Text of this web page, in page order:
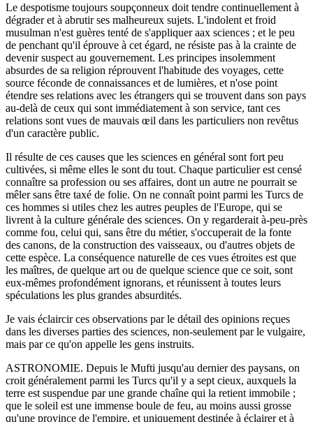
Le despotisme toujours soupçonneux doit tendre continuellement à
dégrader et à abrutir ses malheureux sujets. L'indolent et froid
musulman n'est guères tenté de s'appliquer aax sciences ; et le peu
de penchant qu'il éprouve à cet égard, ne résiste pas à la crainte de
devenir suspect au gouvernement. Les principes insolemment
absurdes de sa religion réprouvent l'habitude des voyages, cette
source féconde de connaissances et de lumières, et n'ose point
étendre ses relations avec les étrangers qui se trouvent dans son pays
au-delà de ceux qui sont immédiatement à son service, tant ces
relations sont vues de mauvais œil dans les particuliers non revêtus
d'un caractère public.
Il résulte de ces causes que les sciences en général sont fort peu
cultivées, si même elles le sont du tout. Chaque particulier est censé
connaître sa profession ou ses affaires, dont un autre ne pourrait se
mêler sans être taxé de folie. On ne connaît point parmi les Turcs de
ces hommes si utiles chez les autres peuples de l'Europe, qui se
livrent à la culture générale des sciences. On y regarderait à-peu-près
comme fou, celui qui, sans être du métier, s'occuperait de la fonte
des canons, de la construction des vaisseaux, ou d'autres objets de
cette espèce. La conséquence naturelle de ces vues étroites est que
les maîtres, de quelque art ou de quelque science que ce soit, sont
eux-mêmes profondément ignorans, et réunissent à toutes leurs
spéculations les plus grandes absurdités.
Je vais éclaircir ces observations par le détail des opinions reçues
dans les diverses parties des sciences, non-seulement par le vulgaire,
mais par ce qu'on appelle les gens instruits.
ASTRONOMIE. Depuis le Mufti jusqu'au dernier des paysans, on
croit généralement parmi les Turcs qu'il y a sept cieux, auxquels la
terre est suspendue par une grande chaîne qui la retient immobile ;
que le soleil est une immense boule de feu, au moins aussi grosse
qu'une province de l'empire, et uniquement destinée à éclairer et à